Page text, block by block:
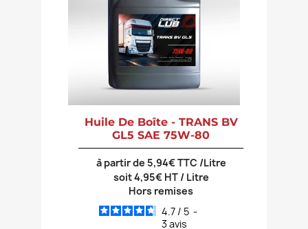
Huile De Boîte - TRANS BV
GL5 SAE 75W-80
à partir de 5,94€ TTC /Litre
soit 4,95€ HT / Litre
Hors remises
4.7 / 5 -
3avis